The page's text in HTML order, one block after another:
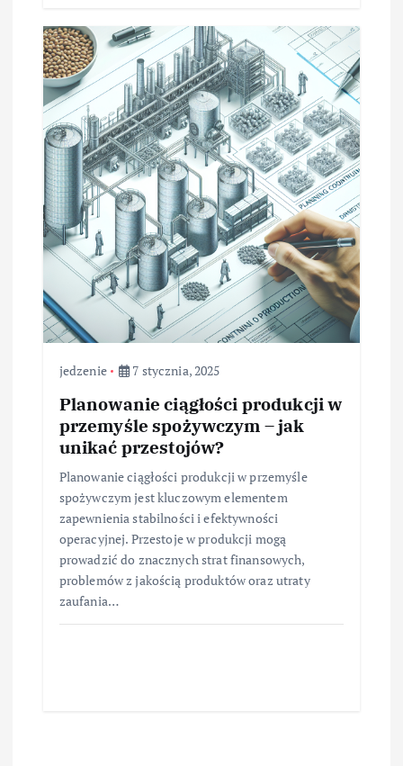
jedzenie 7 stycznia, 2025
Planowanie ciągłości produkcji w
przemyśle spożywczym – jak
unikać przestojów?
Planowanie ciągłości produkcji w przemyśle
spożywczym jest kluczowym elementem
zapewnienia stabilności i efektywności
operacyjnej. Przestoje w produkcji mogą
prowadzić do znacznych strat finansowych,
problemów z jakością produktów oraz utraty
zaufania…